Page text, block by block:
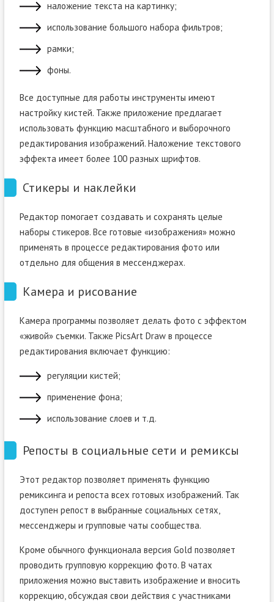
наложение текста на картинку;
использование большого набора фильтров;
рамки;
фоны.
Все доступные для работы инструменты имеют
настройку кистей. Также приложение предлагает
использовать функцию масштабного и выборочного
редактирования изображений. Наложение текстового
эффекта имеет более 100 разных шрифтов.
Стикеры и наклейки
Редактор помогает создавать и сохранять целые
наборы стикеров. Все готовые «изображения» можно
применять в процессе редактирования фото или
отдельно для общения в мессенджерах.
Камера и рисование
Камера программы позволяет делать фото с эффектом
«живой» съемки. Также PicsArt Draw в процессе
редактирования включает функцию:
регуляции кистей;
применение фона;
использование слоев и т.д.
Репосты в социальные сети и ремиксы
Этот редактор позволяет применять функцию
ремиксинга и репоста всех готовых изображений. Так
доступен репост в выбранные социальных сетях,
мессенджеры и групповые чаты сообщества.
Кроме обычного функционала версия Gold позволяет
проводить групповую коррекцию фото. В чатах
приложения можно выставить изображение и вносить
коррекцию, обсуждая свои действия с участниками